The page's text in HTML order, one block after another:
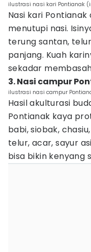
ilustrasi nasi kari Pontianak
Nasi kari
menutupi nasi.
terung santan,
panjang. Kuah
sekadar
3. Nasi campur
ilustrasi nasi campur
Hasil akulturasi
Pontianak kaya
babi, siobak,
telur, acar, sayur
bisa bikin kenyang